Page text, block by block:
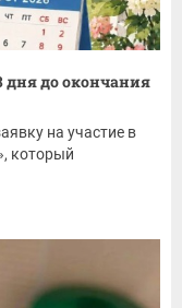
дня до окончания
на участие в
который